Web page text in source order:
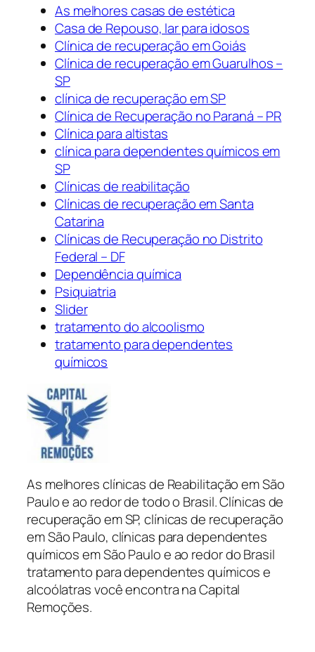
As melhores casas de estética
Casa de Repouso, lar para idosos
Clínica de recuperação em Goiás
Clínica de recuperação em Guarulhos –
SP
clínica de recuperação em SP
Clínica de Recuperação no Paraná – PR
Clínica para altistas
clínica para dependentes químicos em
SP
Clínicas de reabilitação
Clínicas de recuperação em Santa
Catarina
Clínicas de Recuperação no Distrito
Federal – DF
Dependência química
Psiquiatria
Slider
tratamento do alcoolismo
tratamento para dependentes
químicos
As melhores clínicas de Reabilitação em São
Paulo e ao redor de todo o Brasil. Clínicas de
recuperação em SP, clínicas de recuperação
em São Paulo, clínicas para dependentes
químicos em São Paulo e ao redor do Brasil
tratamento para dependentes químicos e
alcoólatras você encontra na Capital
Remoções.